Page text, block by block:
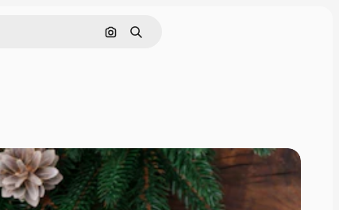
Поиск по изображению
Поиск